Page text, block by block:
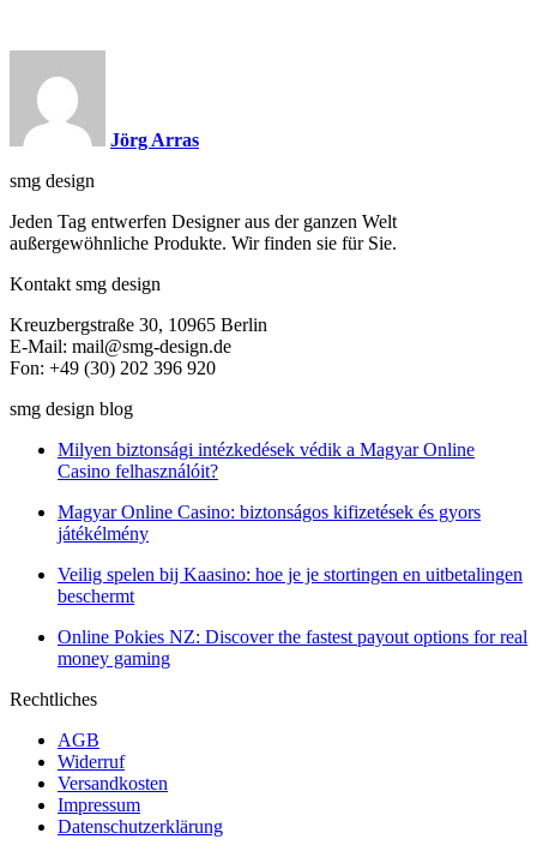
Jörg Arras
smg design
Jeden Tag entwerfen Designer aus der ganzen Welt
außergewöhnliche Produkte. Wir finden sie für Sie.
Kontakt smg design
Kreuzbergstraße 30, 10965 Berlin
E-Mail: mail@smg-design.de
Fon: +49 (30) 202 396 920
smg design blog
Milyen biztonsági intézkedések védik a Magyar Online
Casino felhasználóit?
Magyar Online Casino: biztonságos kifizetések és gyors
játékélmény
Veilig spelen bij Kaasino: hoe je je stortingen en uitbetalingen
beschermt
Online Pokies NZ: Discover the fastest payout options for real
money gaming
Rechtliches
AGB
Widerruf
Versandkosten
Impressum
Datenschutzerklärung